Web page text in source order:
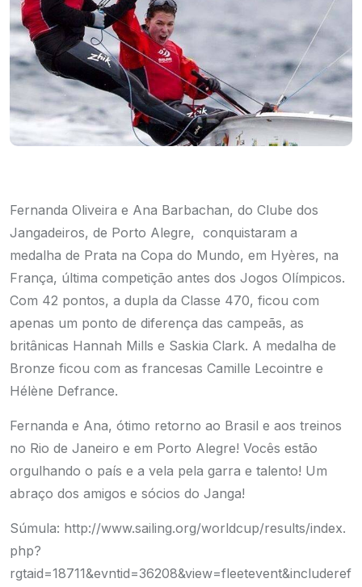
Fernanda Oliveira e Ana Barbachan, do Clube dos
Jangadeiros, de Porto Alegre, conquistaram a
medalha de Prata na Copa do Mundo, em Hyères, na
França, última competição antes dos Jogos Olímpicos.
Com 42 pontos, a dupla da Classe 470, ficou com
apenas um ponto de diferença das campeãs, as
britânicas Hannah Mills e Saskia Clark. A medalha de
Bronze ficou com as francesas Camille Lecointre e
Hélène Defrance.
Fernanda e Ana, ótimo retorno ao Brasil e aos treinos
no Rio de Janeiro e em Porto Alegre! Vocês estão
orgulhando o país e a vela pela garra e talento! Um
abraço dos amigos e sócios do Janga!
Súmula: http://www.sailing.org/worldcup/results/index.
php?
rgtaid=18711&evntid=36208&view=fleetevent&includeref